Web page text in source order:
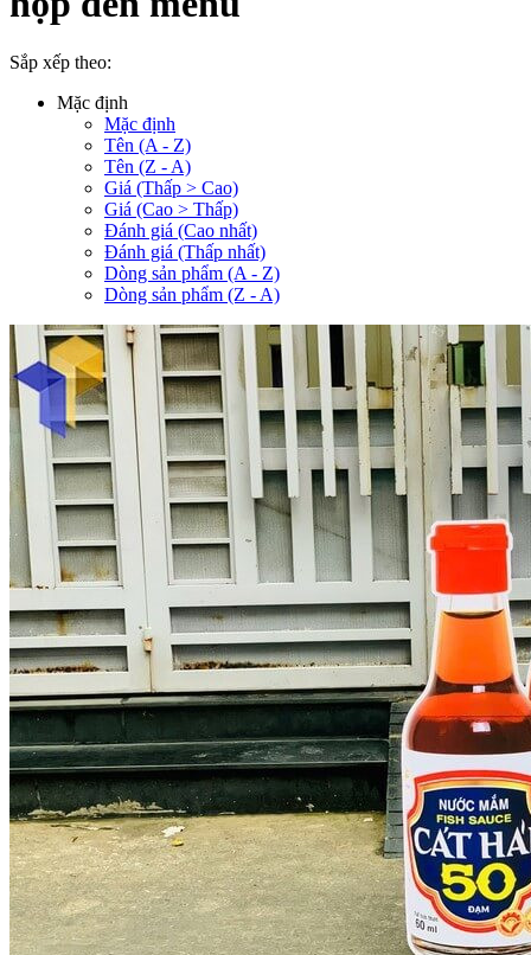
Sắp xếp theo:
Mặc định
Mặc định
Tên (A - Z)
Tên (Z - A)
Giá (Thấp > Cao)
Giá (Cao > Thấp)
Đánh giá (Cao nhất)
Đánh giá (Thấp nhất)
Dòng sản phẩm (A - Z)
Dòng sản phẩm (Z - A)